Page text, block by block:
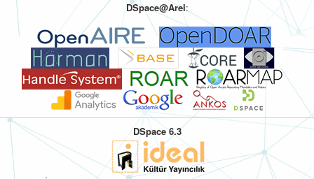
DSpace@Arel:
DSpace 6.3